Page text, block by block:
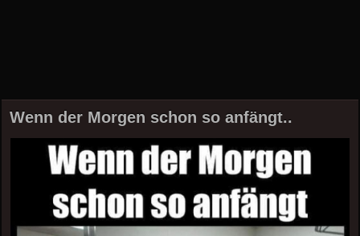
Wenn der Morgen schon so anfängt..